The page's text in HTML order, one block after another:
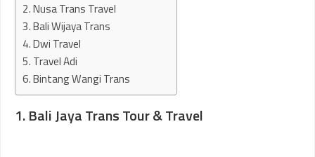
2. Nusa Trans Travel
3. Bali Wijaya Trans
4. Dwi Travel
5. Travel Adi
6. Bintang Wangi Trans
1. Bali Jaya Trans Tour & Travel